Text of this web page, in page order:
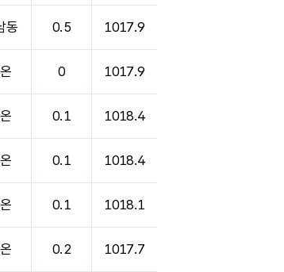
동 0.5 1017.9
0 1017.9
0.1 1018.4
0.1 1018.4
0.1 1018.1
0.2 1017.7